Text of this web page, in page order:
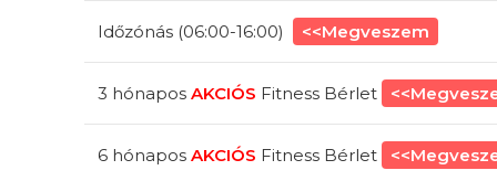
Időzónás (06:00-16:00) <<Megveszem
3 hónapos AKCIÓS Fitness Bérlet
6 hónapos AKCIÓS Fitness Bérlet